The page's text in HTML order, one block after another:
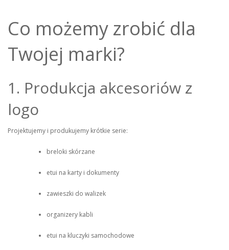
Co możemy zrobić dla
Twojej marki?
1. Produkcja akcesoriów z
logo
Projektujemy i produkujemy krótkie serie:
breloki skórzane
etui na karty i dokumenty
zawieszki do walizek
organizery kabli
etui na kluczyki samochodowe